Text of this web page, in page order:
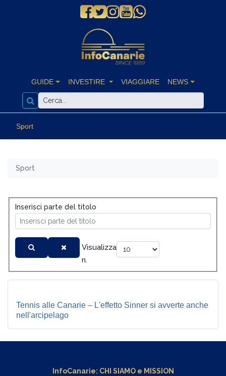
GUIDE INVESTIRE VIAGGIARE NEWS
Sport
Sport
Inserisci parte del titolo
Visualizza
n.
Tennis alle Canarie – L'effetto Sinner si avverte anche
nell'arcipelago
InfoCanarie: CHI SIAMOe MISSION